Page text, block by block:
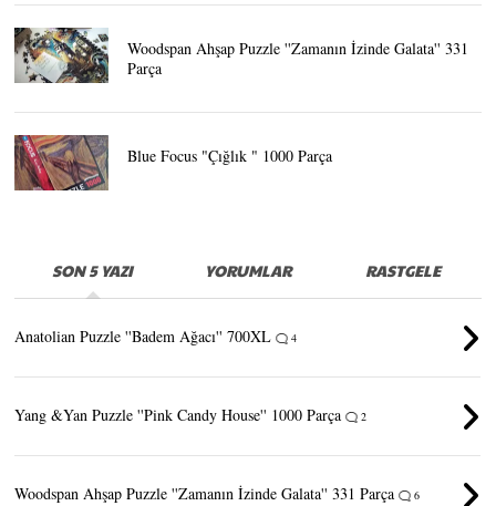
Woodspan Ahşap Puzzle ''Zamanın İzinde Galata'' 331
Parça
Blue Focus "Çığlık " 1000 Parça
SON 5 YAZI YORUMLAR RASTGELE
Anatolian Puzzle ''Badem Ağacı'' 700XL 4
Yang &Yan Puzzle ''Pink Candy House'' 1000 Parça 2
Woodspan Ahşap Puzzle ''Zamanın İzinde Galata'' 331 Parça 6